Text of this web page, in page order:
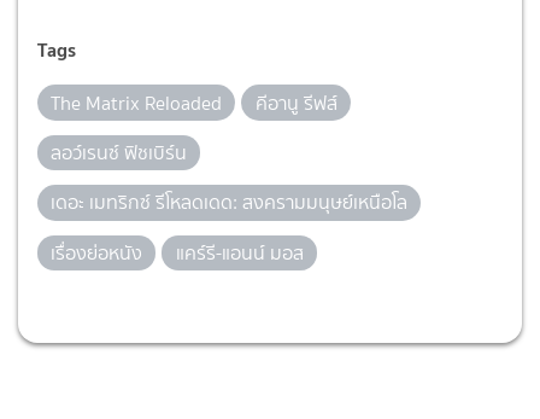
Tags
The Matrix Reloaded
คีอานู รีฟส์
ลอว์เรนซ์ ฟิชเบิร์น
เดอะ เมทริกซ์ รีโหลดเดด: สงครามมนุษย์เหนือโล
เรื่องย่อหนัง
แคร์รี-แอนน์ มอส